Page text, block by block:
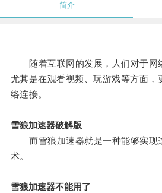
简介
随着互联网的发展，人们对于网
尤其是在观看视频、玩游戏等方面，
络连接。
雪狼加速器破解版
而雪狼加速器就是一种能够实现
术。
雪狼加速器不能用了